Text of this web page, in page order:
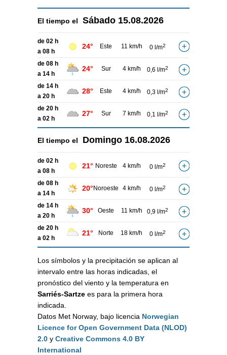
El tiempo el Sábado 15.08.2026
de 02 h
a 08 h
24° Este 11 km/h 0 l/m2
de 08 h
a 14 h
24° Sur 4 km/h 0,6 l/m2
de 14 h
a 20 h
28° Este 4 km/h 0,3 l/m2
de 20 h
a 02 h
27° Sur 7 km/h 0,1 l/m2
El tiempo el Domingo 16.08.2026
de 02 h
a 08 h
21° Noreste 4 km/h 0 l/m2
de 08 h
a 14 h
20° Noroeste 4 km/h 0 l/m2
de 14 h
a 20 h
30° Oeste 11 km/h 0,9 l/m2
de 20 h
a 02 h
21° Norte 18 km/h 0 l/m2
Los símbolos y la precipitación se aplican al
intervalo entre las horas indicadas, el
pronóstico del viento y la temperatura en
Sarriés-Sartze es para la primera hora
indicada.
Datos Met Norway, bajo licencia Norwegian
Licence for Open Government Data (NLOD)
2.0 y Creative Commons 4.0 BY
International